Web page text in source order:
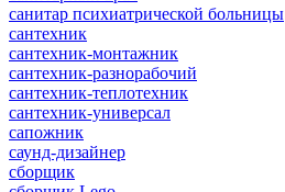
санитар психиатрической больницы
сантехник
сантехник-монтажник
сантехник-разнорабочий
сантехник-теплотехник
сантехник-универсал
сапожник
саунд-дизайнер
сборщик